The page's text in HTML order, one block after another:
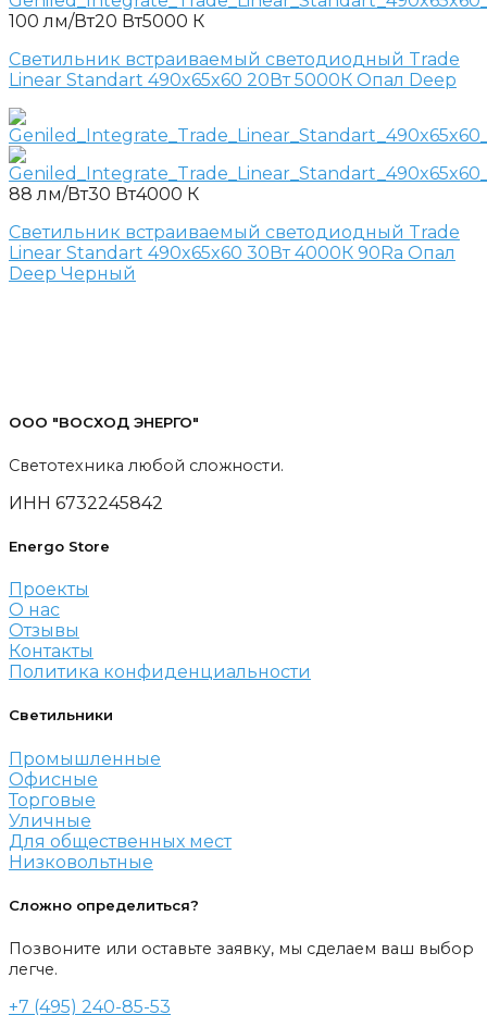
100 лм/Вт20 Вт5000 К
Светильник встраиваемый светодиодный Trade
Linear Standart 490x65x60 20Вт 5000К Опал Deep
88 лм/Вт30 Вт4000 К
Светильник встраиваемый светодиодный Trade
Linear Standart 490x65x60 30Вт 4000К 90Ra Опал
Deep Черный
ООО "ВОСХОД ЭНЕРГО"
Светотехника любой сложности.
ИНН 6732245842
Energo Store
Проекты
О нас
Отзывы
Контакты
Политика конфиденциальности
Светильники
Промышленные
Офисные
Торговые
Уличные
Для общественных мест
Низковольтные
Сложно определиться?
Позвоните или оставьте заявку, мы сделаем ваш выбор
легче.
+7 (495) 240-85-53